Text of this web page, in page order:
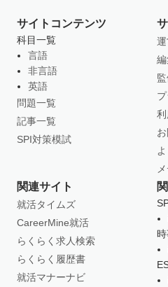
サイトコンテンツ
科目一覧
言語
非言語
英語
問題一覧
記事一覧
SPI対策模試
関連サイト
就活タイムズ
CareerMine就活
らくらく求人検索
らくらく履歴書
就活マナーナビ